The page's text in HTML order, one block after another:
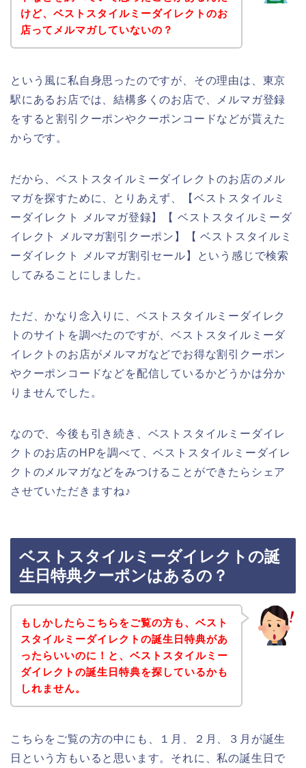
けど、ベストスタイルミーダイレクトのお
店ってメルマガしていないの？
という風に私自身思ったのですが、その理由は、東京
駅にあるお店では、結構多くのお店で、メルマガ登録
をすると割引クーポンやクーポンコードなどが貰えた
からです。
だから、ベストスタイルミーダイレクトのお店のメル
マガを探すために、とりあえず、【ベストスタイルミ
ーダイレクト メルマガ登録】【 ベストスタイルミーダ
イレクト メルマガ割引クーポン】【 ベストスタイルミ
ーダイレクト メルマガ割引セール】という感じで検索
してみることにしました。
ただ、かなり念入りに、ベストスタイルミーダイレク
トのサイトを調べたのですが、ベストスタイルミーダ
イレクトのお店がメルマガなどでお得な割引クーポン
やクーポンコードなどを配信しているかどうかは分か
りませんでした。
なので、今後も引き続き、ベストスタイルミーダイレ
クトのお店のHPを調べて、ベストスタイルミーダイレ
クトのメルマガなどをみつけることができたらシェア
させていただきますね♪
ベストスタイルミーダイレクトの誕
生日特典クーポンはあるの？
もしかしたらこちらをご覧の方も、ベスト
スタイルミーダイレクトの誕生日特典があ
ったらいいのに！と、ベストスタイルミー
ダイレクトの誕生日特典を探しているかも
しれません。
こちらをご覧の方の中にも、１月、２月、３月が誕生
日という方もいると思います。それに、私の誕生日で